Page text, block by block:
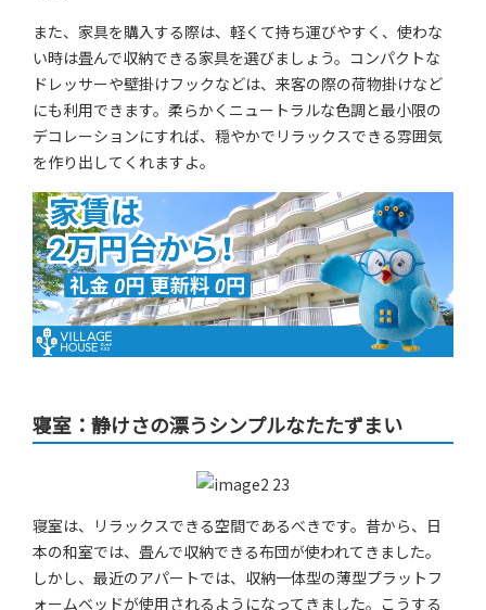
また、家具を購入する際は、軽くて持ち運びやすく、使わな
い時は畳んで収納できる家具を選びましょう。コンパクトな
ドレッサーや壁掛けフックなどは、来客の際の荷物掛けなど
にも利用できます。柔らかくニュートラルな色調と最小限の
デコレーションにすれば、穏やかでリラックスできる雰囲気
を作り出してくれますよ。
寝室：静けさの漂うシンプルなたたずまい
寝室は、リラックスできる空間であるべきです。昔から、日
本の和室では、畳んで収納できる布団が使われてきました。
しかし、最近のアパートでは、収納一体型の薄型プラットフ
ォームベッドが使用されるようになってきました。こうする